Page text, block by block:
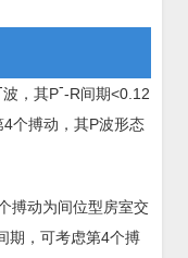
波，其P--R间期<0.12
个搏动，其P波形态
搏动为间位型房室交
期，可考虑第4个搏